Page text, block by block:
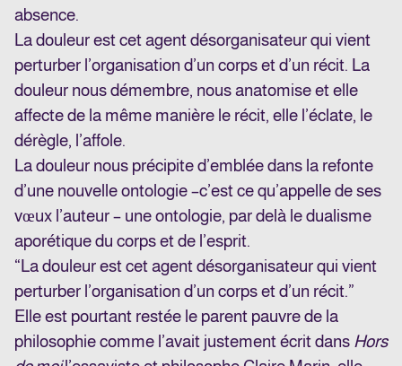
absence.
La douleur est cet agent désorganisateur qui vient
perturber l’organisation d’un corps et d’un récit. La
douleur nous démembre, nous anatomise et elle
affecte de la même manière le récit, elle l’éclate, le
dérègle, l’affole.
La douleur nous précipite d’emblée dans la refonte
d’une nouvelle ontologie –c’est ce qu’appelle de ses
vœux l’auteur – une ontologie, par delà le dualisme
aporétique du corps et de l’esprit.
“La douleur est cet agent désorganisateur qui vient
perturber l’organisation d’un corps et d’un récit.”
Elle est pourtant restée le parent pauvre de la
philosophie comme l’avait justement écrit dans Hors